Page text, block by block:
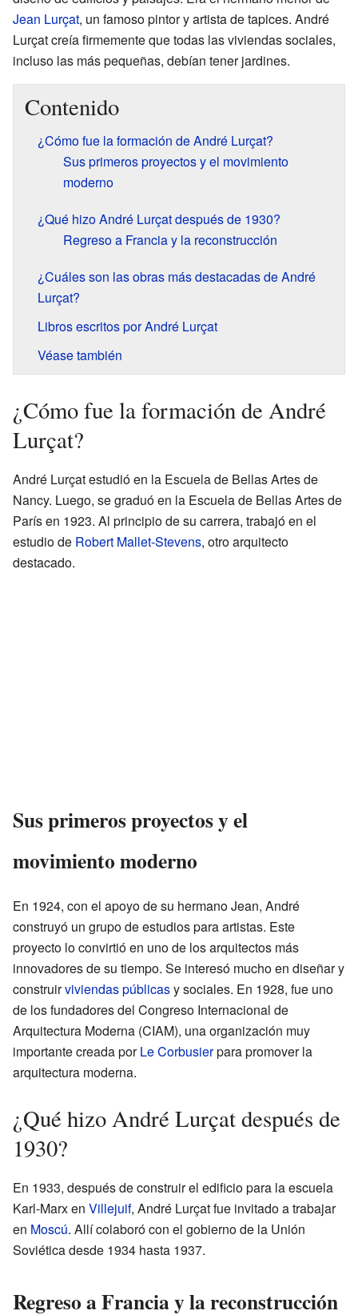
Jean Lurçat, un famoso pintor y artista de tapices. André
Lurçat creía firmemente que todas las viviendas sociales,
incluso las más pequeñas, debían tener jardines.
Contenido
¿Cómo fue la formación de André Lurçat?
Sus primeros proyectos y el movimiento
moderno
¿Qué hizo André Lurçat después de 1930?
Regreso a Francia y la reconstrucción
¿Cuáles son las obras más destacadas de André
Lurçat?
Libros escritos por André Lurçat
Véase también
¿Cómo fue la formación de André
Lurçat?
André Lurçat estudió en la Escuela de Bellas Artes de
Nancy. Luego, se graduó en la Escuela de Bellas Artes de
París en 1923. Al principio de su carrera, trabajó en el
estudio de Robert Mallet-Stevens, otro arquitecto
destacado.
Sus primeros proyectos y el
movimiento moderno
En 1924, con el apoyo de su hermano Jean, André
construyó un grupo de estudios para artistas. Este
proyecto lo convirtió en uno de los arquitectos más
innovadores de su tiempo. Se interesó mucho en diseñar y
construirviviendas públicasy sociales. En 1928, fue uno
de los fundadores del Congreso Internacional de
Arquitectura Moderna (CIAM), una organización muy
importante creada porLe Corbusierpara promover la
arquitectura moderna.
¿Qué hizo André Lurçat después de
1930?
En 1933, después de construir el edificio para la escuela
Karl-Marx en Villejuif, André Lurçat fue invitado a trabajar
en Moscú. Allí colaboró con el gobierno de la Unión
Soviética desde 1934 hasta 1937.
Regreso a Francia y la reconstrucción